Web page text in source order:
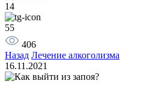
14
55
406
Назад Лечение алкоголизма
16.11.2021